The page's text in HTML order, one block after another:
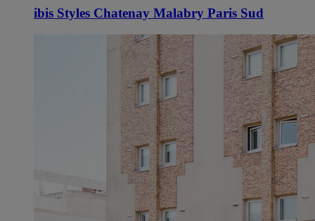
ibis Styles Chatenay Malabry Paris Sud